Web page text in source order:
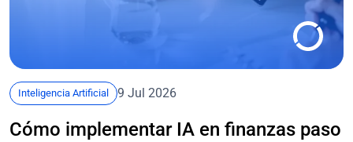
Inteligencia Artificial 9 Jul 2026
Cómo implementar IA en finanzas paso